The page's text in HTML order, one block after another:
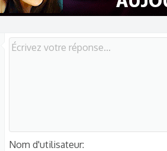
Nom d'utilisateur